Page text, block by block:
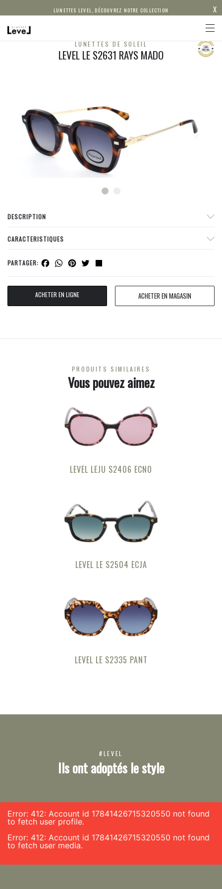
LUNETTES LEVEL, DÉCOUVREZ NOTRE COLLECTION X
LUNETTES DE SOLEIL
LEVEL LE S2631 RAYS MADO
DESCRIPTION
CARACTERISTIQUES
PARTAGER: Facebook
WhatsApp
Pinterest
Twitter
ACHETER EN LIGNE ACHETER EN MAGASIN
PRODUITS SIMILAIRES
Vous pouvez aimez
LEVEL LEJU S2406 ECNO
LEVEL LE S2504 ECJA
LEVEL LE S2335 PANT
#LEVEL
Ils ont adoptés le style
Error: 412: Account id 17841426715320550 not found
to fetch user profile.
Error: 412: Account id 17841426715320550 not found
to fetch user media.